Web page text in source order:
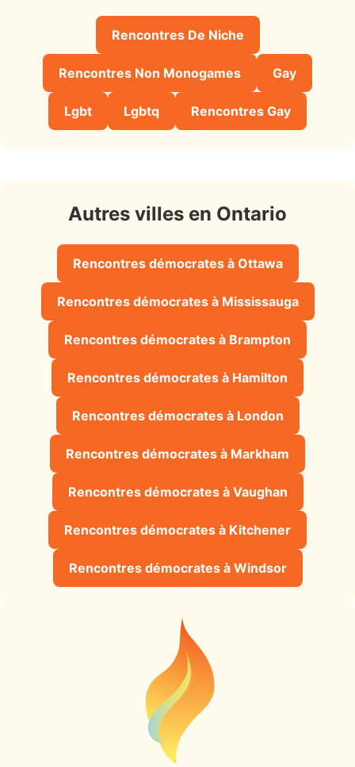
Rencontres De Niche
Rencontres Non Monogames Gay
Lgbt Lgbtq Rencontres Gay
Autres villes en Ontario
Rencontres démocrates à Ottawa
Rencontres démocrates à Mississauga
Rencontres démocrates à Brampton
Rencontres démocrates à Hamilton
Rencontres démocrates à London
Rencontres démocrates à Markham
Rencontres démocrates à Vaughan
Rencontres démocrates à Kitchener
Rencontres démocrates à Windsor